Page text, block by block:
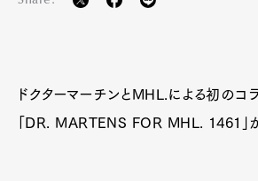
ProductCulture
ドクターマーチンとMHL.による初のコ
「DR. MARTENS FOR MHL. 1461」